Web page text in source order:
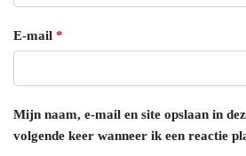
E-mail *
Mijn naam, e-mail en site opslaan in
volgende keer wanneer ik een reactie